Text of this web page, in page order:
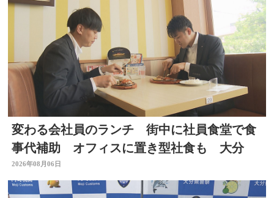
変わる会社員のランチ 街中に社員食堂で食
事代補助 オフィスに置き型社食も 大分
2026年08月06日